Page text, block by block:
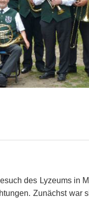
Das ´Domhotel´
Die Schleuse
Historische Funde
Moorlage
Kunkemühle
Helscher Fähr
Rothlübbers -
des Lyzeums in
Zunächst war